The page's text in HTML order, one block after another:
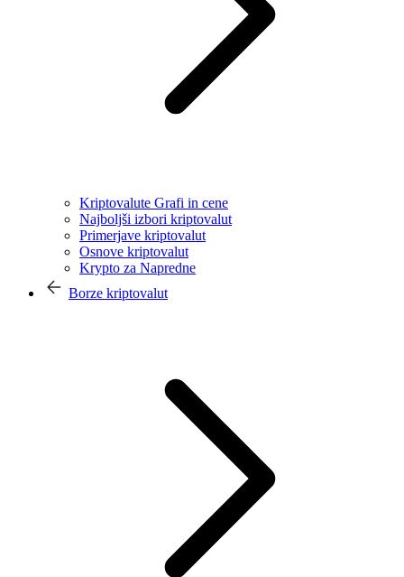
Kriptovalute Grafi in cene
Najboljši izbori kriptovalut
Primerjave kriptovalut
Osnove kriptovalut
Krypto za Napredne
Borze kriptovalut